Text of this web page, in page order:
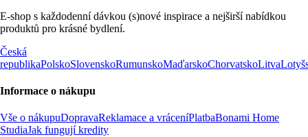
E-shop s každodenní dávkou (s)nové inspirace a nejširší nabídkou
produktů pro krásné bydlení.
Česká
republikaPolskoSlovenskoRumunskoMaďarskoChorvatskoLitva
Informace o nákupu
Vše o nákupuDopravaReklamace a vráceníPlatbaBonami Home
StudiaJak fungují kredity